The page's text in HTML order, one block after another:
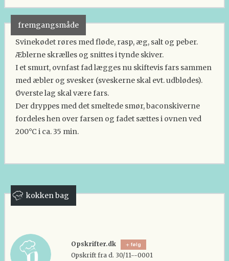
fremgangsmåde
Svinekødet røres med fløde, rasp, æg, salt og peber.
Æblerne skrælles og snittes i tynde skiver.
I et smurt, ovnfast fad lægges nu skiftevis fars sammen
med æbler og svesker (sveskerne skal evt. udblødes).
Øverste lag skal være fars.
Der dryppes med det smeltede smør, baconskiverne
fordeles hen over farsen og fadet sættes i ovnen ved
200°C i ca. 35 min.
kokken bag
Opskrifter.dk følg
Opskrift fra d. 30/11--0001